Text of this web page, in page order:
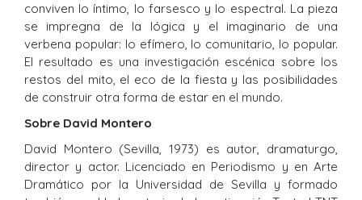
conviven lo íntimo, lo farsesco y lo espectral. La pieza
se impregna de la lógica y el imaginario de una
verbena popular: lo efímero, lo comunitario, lo popular.
El resultado es una investigación escénica sobre los
restos del mito, el eco de la fiesta y las posibilidades
de construir otra forma de estar en el mundo.
Sobre David Montero
David Montero (Sevilla, 1973) es autor, dramaturgo,
director y actor. Licenciado en Periodismo y en Arte
Dramático por la Universidad de Sevilla y formado